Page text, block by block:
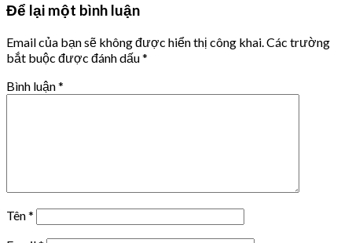
Để lại một bình luận
Email của bạn sẽ không được hiển thị công khai. Các trường
bắt buộc được đánh dấu*
Bình luận*
Tên*